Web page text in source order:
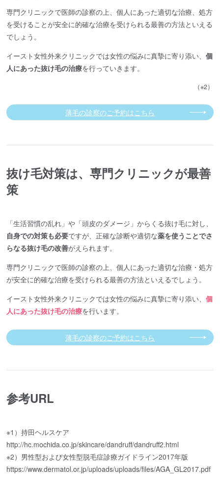
専門クリニックで医師の診察の上、個人にあった適切な治療、処方
を受けることが安全に的確な治療を受けられる最善の方法といえる
でしょう。
イースト女性外来クリニックでは女性の悩みに真摯に寄り添い、個
人にあった抜け毛の治療を行っていきます。
（※2）
薄毛の診察のご予約はこちら
抜け毛対策は、専門クリニックが最善
策
「生活習慣の乱れ」や「頭皮のダメージ」からくる抜け毛に対し、
自身での対策も必要ですが、正確な診断や適切な薬を使うことでさ
らなる抜け毛の改善がえられます。
専門クリニックで医師の診察の上、個人にあった適切な治療・処方
が安全に的確な治療を受けられる最善の方法といえるでしょう。
イースト女性外来クリニックでは女性の悩みに真摯に寄り添い、個
人にあった抜け毛の治療を行います。
薄毛の診察のご予約はこちら
参考URL
※1）持田ヘルスケア
http://hc.mochida.co.jp/skincare/dandruff/dandruff2.html
※2）男性型および女性型脱毛症診療ガイドライン2017年版
https://www.dermatol.or.jp/uploads/uploads/files/AGA_GL2017.pdf